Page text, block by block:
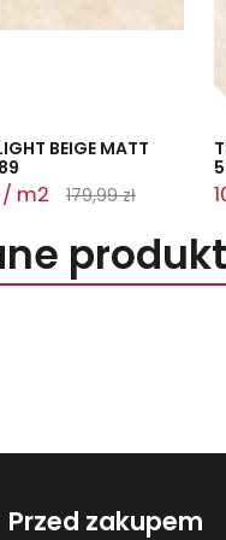
BEIGE MATT
/ m2 179,99 zł
Przed zakupem